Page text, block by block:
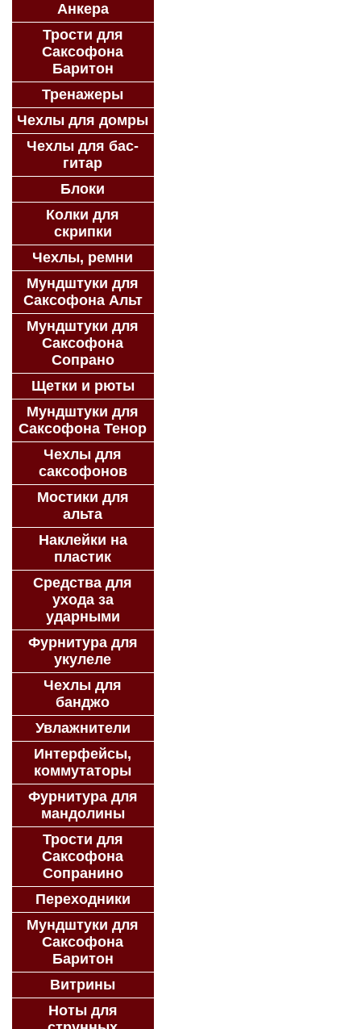
Анкера
Трости для
Саксофона
Баритон
Тренажеры
Чехлы для домры
Чехлы для бас-
гитар
Блоки
Колки для
скрипки
Чехлы, ремни
Мундштуки для
Саксофона Альт
Мундштуки для
Саксофона
Сопрано
Щетки и рюты
Мундштуки для
Саксофона Тенор
Чехлы для
саксофонов
Мостики для
альта
Наклейки на
пластик
Средства для
ухода за
ударными
Фурнитура для
укулеле
Чехлы для
банджо
Увлажнители
Интерфейсы,
коммутаторы
Фурнитура для
мандолины
Трости для
Саксофона
Сопранино
Переходники
Мундштуки для
Саксофона
Баритон
Витрины
Ноты для